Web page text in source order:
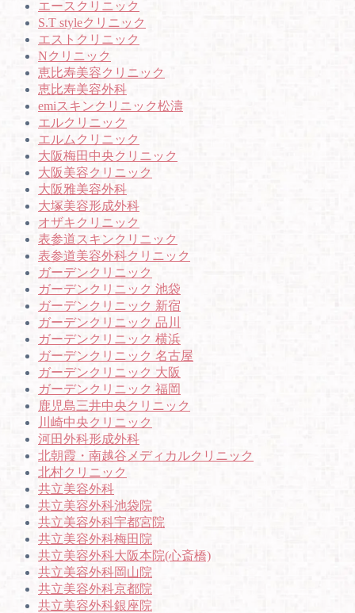
エースクリニック
S.T styleクリニック
エストクリニック
Nクリニック
恵比寿美容クリニック
恵比寿美容外科
emiスキンクリニック松濤
エルクリニック
エルムクリニック
大阪梅田中央クリニック
大阪美容クリニック
大阪雅美容外科
大塚美容形成外科
オザキクリニック
表参道スキンクリニック
表参道美容外科クリニック
ガーデンクリニック
ガーデンクリニック 池袋
ガーデンクリニック 新宿
ガーデンクリニック 品川
ガーデンクリニック 横浜
ガーデンクリニック 名古屋
ガーデンクリニック 大阪
ガーデンクリニック 福岡
鹿児島三井中央クリニック
川崎中央クリニック
河田外科形成外科
北朝霞・南越谷メディカルクリニック
北村クリニック
共立美容外科
共立美容外科池袋院
共立美容外科宇都宮院
共立美容外科梅田院
共立美容外科大阪本院(心斎橋)
共立美容外科岡山院
共立美容外科京都院
共立美容外科銀座院